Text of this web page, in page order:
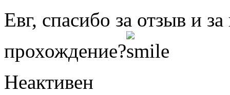
Евг, спасибо за отзыв и
прохождение?
Неактивен